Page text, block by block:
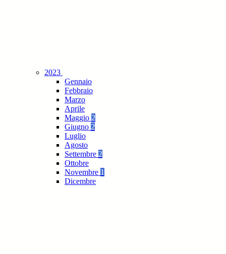
2023
Gennaio
Febbraio
Marzo
Aprile
Maggio 2
Giugno 2
Luglio
Agosto
Settembre 2
Ottobre
Novembre 1
Dicembre